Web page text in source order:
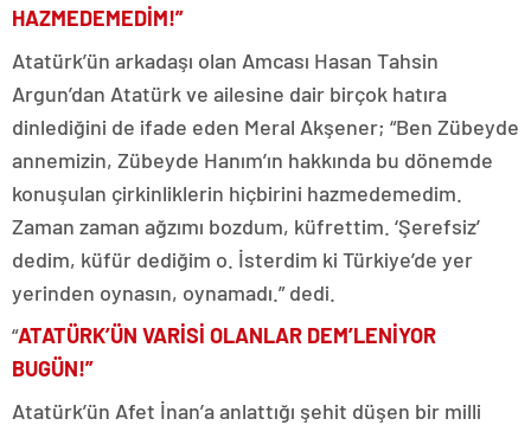
HAZMEDEMEDİM!”
Atatürk’ün arkadaşı olan Amcası Hasan Tahsin
Argun’dan Atatürk ve ailesine dair birçok hatıra
dinlediğini de ifade eden Meral Akşener; “Ben Zübeyde
annemizin, Zübeyde Hanım’ın hakkında bu dönemde
konuşulan çirkinliklerin hiçbirini hazmedemedim.
Zaman zaman ağzımı bozdum, küfrettim. ‘Şerefsiz’
dedim, küfür dediğim o. İsterdim ki Türkiye’de yer
yerinden oynasın, oynamadı.” dedi.
“ATATÜRK’ÜN VARİSİ OLANLAR DEM’LENİYOR
BUGÜN!”
Atatürk’ün Afet İnan’a anlattığı şehit düşen bir milli